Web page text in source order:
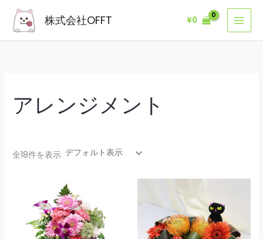
株式会社OFFT ¥0
アレンジメント
全18件を表示